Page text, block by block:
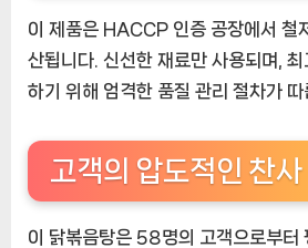
이 제품은 HACCP 인증 공장에서 철
산됩니다. 신선한 재료만 사용되며,
하기 위해 엄격한 품질 관리 절차가 따
고객의 압도적인 찬사
이 닭볶음탕은 58명의 고객으로부